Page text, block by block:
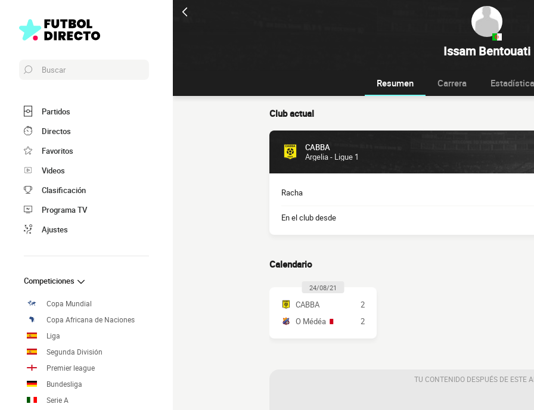
Issam Bentouati
Buscar
Partidos
Directos
Favoritos
Videos
Clasificación
Programa TV
Ajustes
Competiciones
Copa Mundial
Copa Africana de Naciones
Liga
Segunda División
Premier league
Bundesliga
Serie A
Resumen Carrera
Club actual
CABBA
Argelia - Ligue 1
Racha
En el club desde
Calendario
24/08/21
CABBA
2
O Médéa
2
TU CONTENIDO DESPUÉS DE ESTE